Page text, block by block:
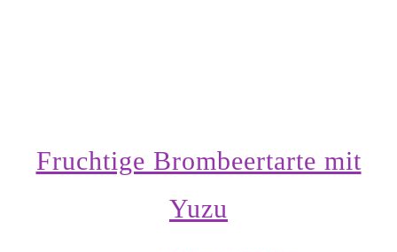
Fruchtige Brombeertarte mit
Yuzu